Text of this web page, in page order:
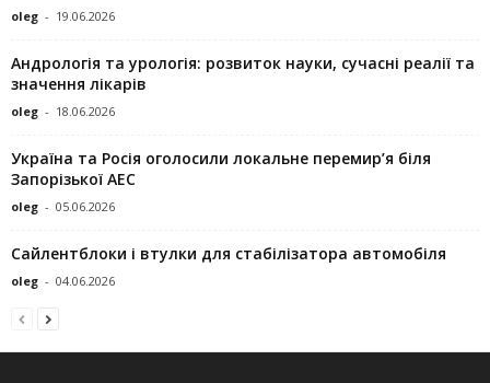
oleg - 19.06.2026
Андрологія та урологія: розвиток науки, сучасні реалії та
значення лікарів
oleg - 18.06.2026
Україна та Росія оголосили локальне перемир’я біля
Запорізької АЕС
oleg - 05.06.2026
Сайлентблоки і втулки для стабілізатора автомобіля
oleg - 04.06.2026